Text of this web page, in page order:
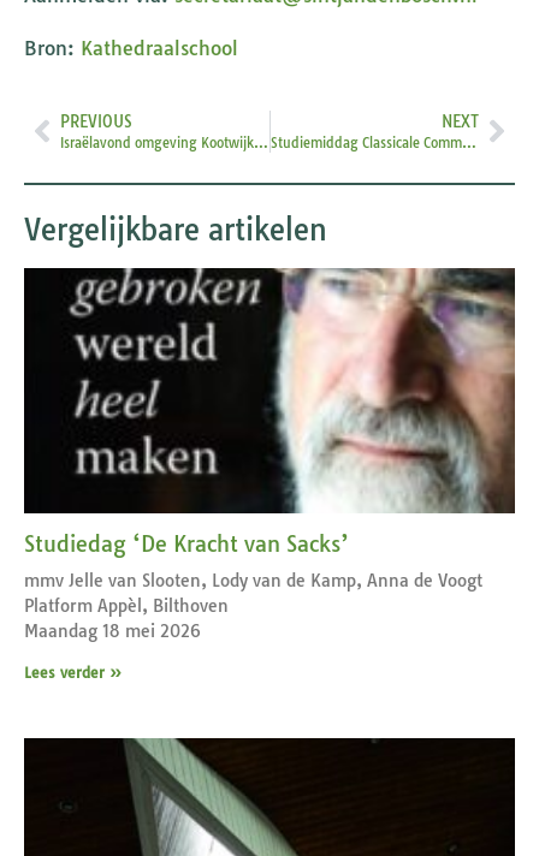
Bron: Kathedraalschool
PREVIOUS
Israëlavond omgeving Kootwijkerbroek
NEXT
Studiemiddag Classicale Commissie Veluwe
Vergelijkbare artikelen
Studiedag ‘De Kracht van Sacks’
mmv Jelle van Slooten, Lody van de Kamp, Anna de Voogt
Platform Appèl, Bilthoven
Maandag 18 mei 2026
Lees verder »